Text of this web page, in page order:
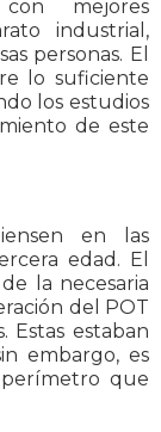
mejores
industrial,
personas. El
lo suficiente
los estudios
de este
en las
edad. El
la necesaria
del POT
Estas estaban
embargo, es
que